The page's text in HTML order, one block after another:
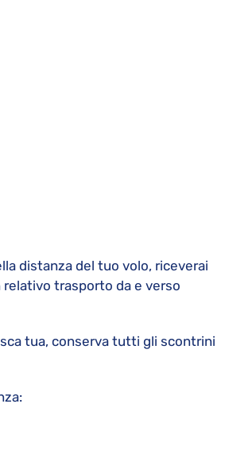
distanza del tuo volo, riceverai
trasporto da e verso
tua, conserva tutti gli scontrini